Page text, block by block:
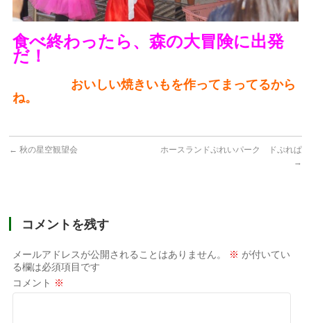
食べ終わったら、森の大冒険に出発
だ！
おいしい焼きいもを作ってまってるから
ね。
← 秋の星空観望会
ホースランドぷれいパーク ドぷれぱ
→
コメントを残す
メールアドレスが公開されることはありません。 ※ が付いてい
る欄は必須項目です
コメント ※